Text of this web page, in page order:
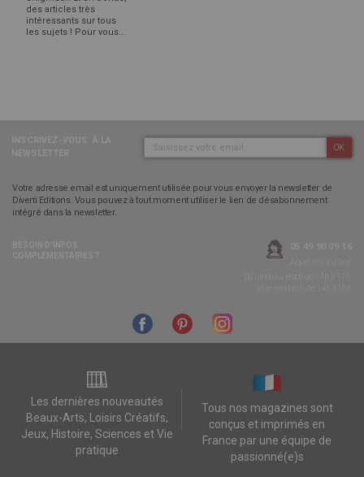
des articles très
intéressants sur tous
les sujets ! Pour vous...
OK
Votre adresse email est uniquement utilisée pour vous envoyer la newsletter de
Diverti Editions. Vous pouvez à tout moment utiliser le lien de désabonnement
intégré dans la newsletter.
Les dernières nouveautés
Beaux-Arts, Loisirs Créatifs,
Jeux, Histoire, Sciences et Vie
pratique
Tous nos magazines sont
conçus et imprimés en
France par une équipe de
passionné(e)s